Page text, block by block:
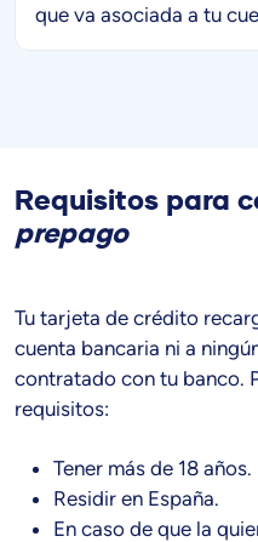
que va asociada a tu
Requisitos para
prepago
Tu tarjeta de crédito
cuenta bancaria ni a
contratado con tu banco.
requisitos:
Tener más de 18 años.
Residir en España.
En caso de que la